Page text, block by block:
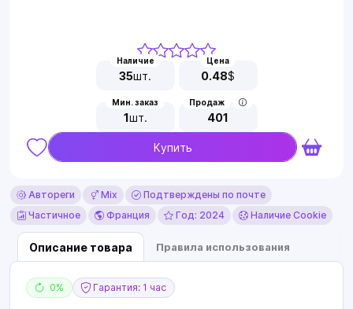
Наличие
35шт.
Цена
0.48$
Мин. заказ
1шт.
Продаж
401
Купить
Автореги Mix
Подтверждены по почте
Частичное
Франция Год: 2024 Наличие Cookie
Описание товара Правила использования
0% Гарантия: 1 час